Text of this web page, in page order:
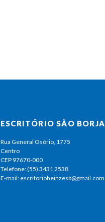
ESCRITÓRIO SÃO BORJA
Rua General Osório, 1775
Centro
CEP 97670-000
Telefone: (55) 3431 2538
E-mail: escritorioheinzesb@gmail.com